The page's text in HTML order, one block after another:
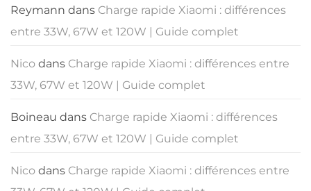
SuperVOOC
Complet
2025
Choisir
Chargeur
Reymann dans Charge rapide Xiaomi : différences
entre 33W, 67W et 120W | Guide complet
Nico dans Charge rapide Xiaomi : différences entre
33W, 67W et 120W | Guide complet
Boineau dans Charge rapide Xiaomi : différences
entre 33W, 67W et 120W | Guide complet
Nico dans Charge rapide Xiaomi : différences entre